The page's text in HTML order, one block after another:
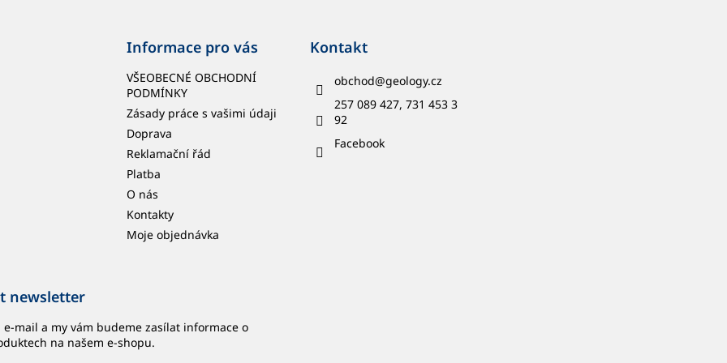
Informace pro vás
VŠEOBECNÉ OBCHODNÍ
PODMÍNKY
Zásady práce s vašimi údaji
Doprava
Reklamační řád
Platba
O nás
Kontakty
Moje objednávka
Kontakt
obchod@geology.cz
257 089 427, 731 453 3
92
Facebook
newsletter
e-mail a my vám budeme zasílat informace o
na našem e-shopu.